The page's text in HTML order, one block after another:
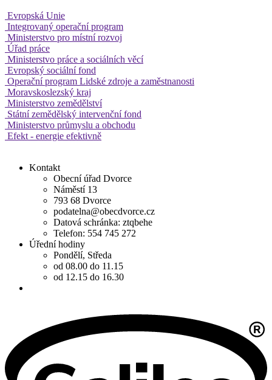
Evropská Unie
Integrovaný operační program
Ministerstvo pro místní rozvoj
Úřad práce
Ministerstvo práce a sociálních věcí
Evropský sociální fond
Operační program Lidské zdroje a zaměstnanosti
Moravskoslezský kraj
Ministerstvo zemědělství
Státní zemědělský intervenční fond
Ministerstvo průmyslu a obchodu
Efekt - energie efektivně
Kontakt
Obecní úřad Dvorce
Náměstí 13
793 68 Dvorce
podatelna@obecdvorce.cz
Datová schránka: ztqbehe
Telefon: 554 745 272
Úřední hodiny
Pondělí, Středa
od 08.00 do 11.15
od 12.15 do 16.30